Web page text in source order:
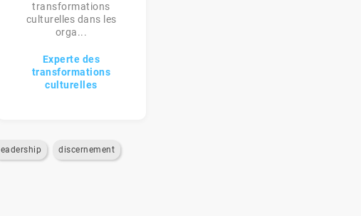
transformations
culturelles dans les
orga...
Experte des
transformations
culturelles
leadership discernement